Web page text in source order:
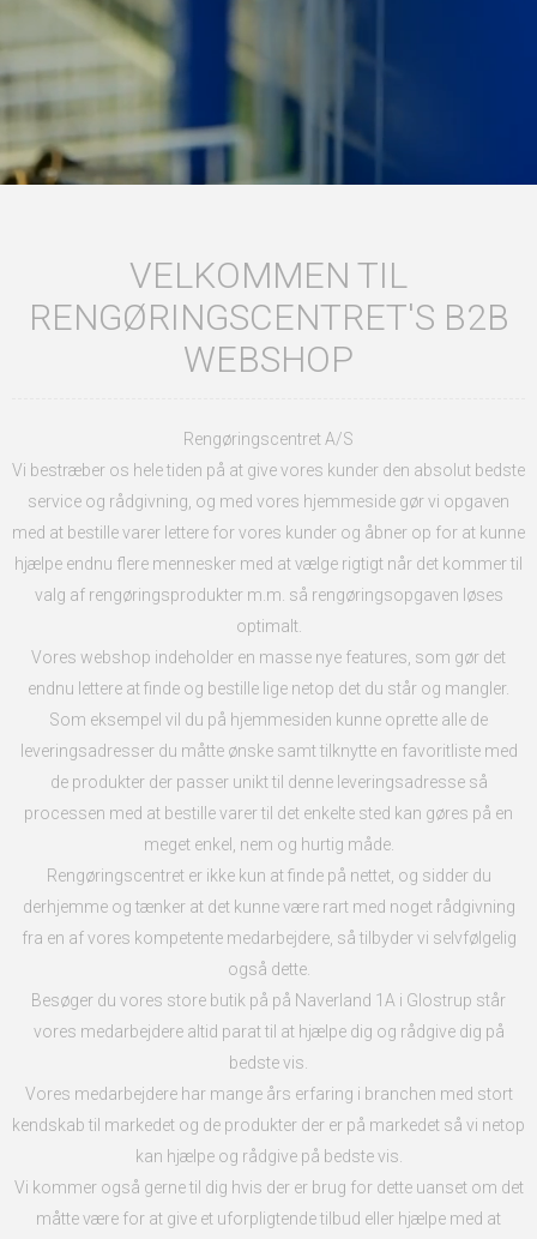
VELKOMMEN TIL
RENGØRINGSCENTRET'S B2B
WEBSHOP
Rengøringscentret A/S
Vi bestræber os hele tiden på at give vores kunder den absolut bedste
service og rådgivning, og med vores hjemmeside gør vi opgaven
med at bestille varer lettere for vores kunder og åbner op for at kunne
hjælpe endnu flere mennesker med at vælge rigtigt når det kommer til
valg af rengøringsprodukter m.m. så rengøringsopgaven løses
optimalt.
Vores webshop indeholder en masse nye features, som gør det
endnu lettere at finde og bestille lige netop det du står og mangler.
Som eksempel vil du på hjemmesiden kunne oprette alle de
leveringsadresser du måtte ønske samt tilknytte en favoritliste med
de produkter der passer unikt til denne leveringsadresse så
processen med at bestille varer til det enkelte sted kan gøres på en
meget enkel, nem og hurtig måde.
Rengøringscentret er ikke kun at finde på nettet, og sidder du
derhjemme og tænker at det kunne være rart med noget rådgivning
fra en af vores kompetente medarbejdere, så tilbyder vi selvfølgelig
også dette.
Besøger du vores store butik på på Naverland 1A i Glostrup står
vores medarbejdere altid parat til at hjælpe dig og rådgive dig på
bedste vis.
Vores medarbejdere har mange års erfaring i branchen med stort
kendskab til markedet og de produkter der er på markedet så vi netop
kan hjælpe og rådgive på bedste vis.
Vi kommer også gerne til dig hvis der er brug for dette uanset om det
måtte være for at give et uforpligtende tilbud eller hjælpe med at